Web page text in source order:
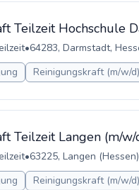
Teilzeit Hochschule
•64283, Darmstadt,
Reinigungskraft (m/w/d)
Teilzeit Langen (m/w/
•63225, Langen
Reinigungskraft (m/w/d)